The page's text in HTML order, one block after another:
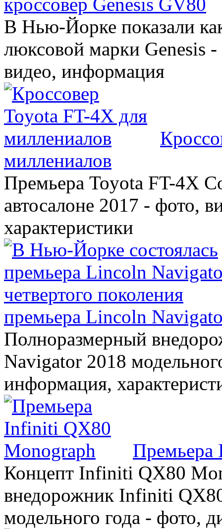
кроссовер Genesis GV80
В Нью-Йорке показали
люксовой марки Genesis
видео, информация
миллениалов
Премьера Toyota FT-4X
автосалоне 2017 - фото,
характеристики
премьера Lincoln
Полноразмерный
Navigator 2018
информация,
Премьера
Концепт Infiniti QX80
внедорожник Infiniti
модельного года - фото,